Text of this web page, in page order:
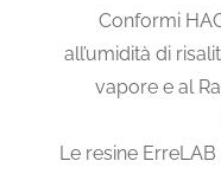
Conformi
all’umidità di
vapore e al
Le resine